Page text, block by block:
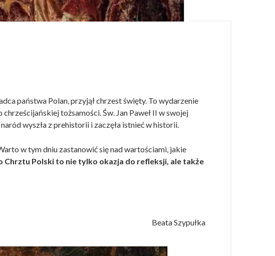
państwa Polan, przyjął chrzest święty. To wydarzenie
tożsamości. Św. Jan Paweł II w swojej
wyszła z prehistorii i zaczęła istnieć w historii.
w tym dniu zastanowić się nad wartościami, jakie
Chrztu Polski to nie tylko okazja do refleksji, ale także
Beata Szypułka